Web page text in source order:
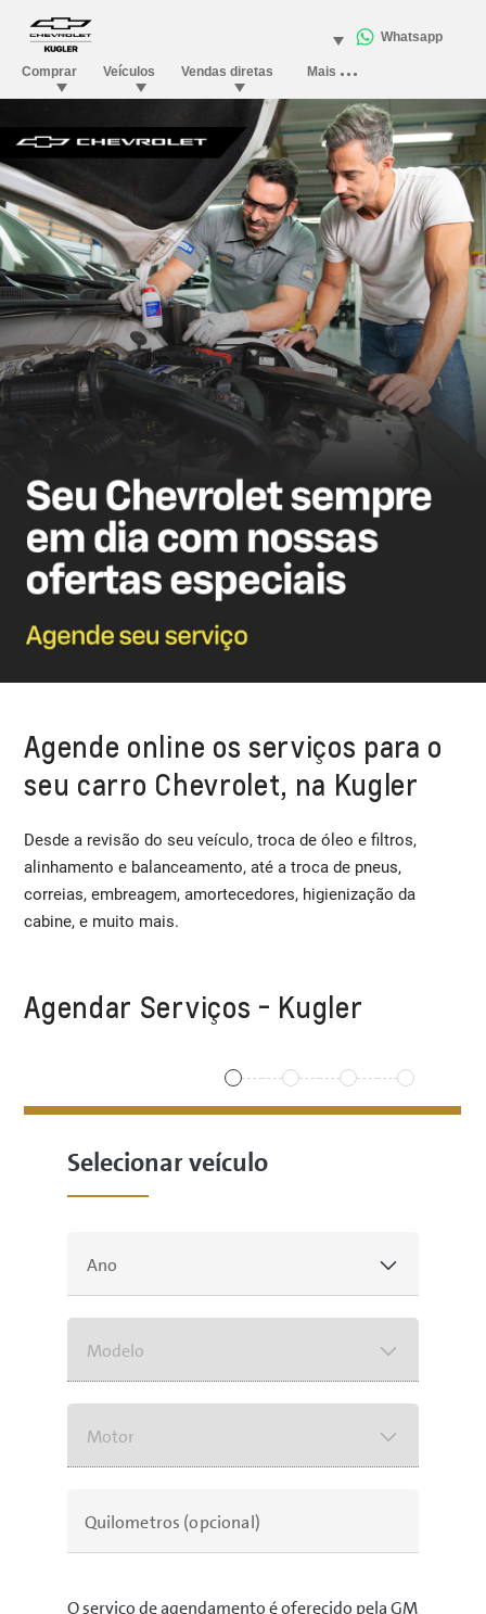
Agende online os serviços para o
seu carro Chevrolet, na Kugler
Desde a revisão do seu veículo, troca de óleo e filtros,
alinhamento e balanceamento, até a troca de pneus,
correias, embreagem, amortecedores, higienização da
cabine, e muito mais.
Agendar Serviços - Kugler